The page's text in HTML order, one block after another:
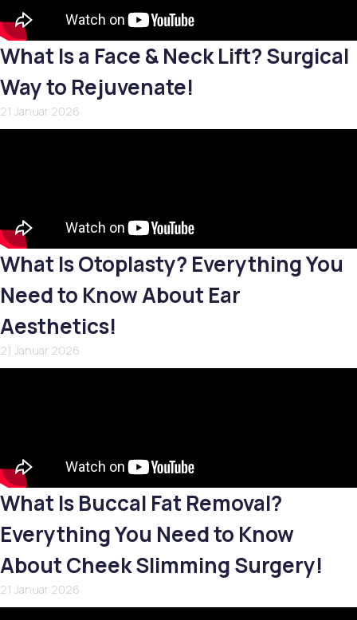
What Is a Face & Neck Lift? Surgical
Way to Rejuvenate!
21 Januar 2026
What Is Otoplasty? Everything You
Need to Know About Ear
Aesthetics!
21 Januar 2026
What Is Buccal Fat Removal?
Everything You Need to Know
About Cheek Slimming Surgery!
21 Januar 2026